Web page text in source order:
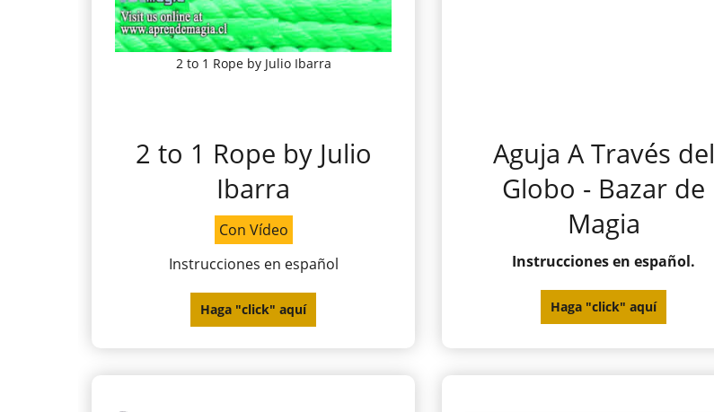
2 to 1 Rope by Julio Ibarra
2 to 1 Rope by Julio
Ibarra
Con Vídeo
Instrucciones en español
Haga "click" aquí
Aguja A Través del
Globo - Bazar de
Magia
Instrucciones en español.
Haga "click" aquí